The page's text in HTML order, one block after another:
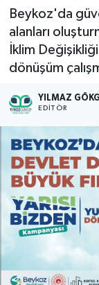
Beykoz'da
alanları
İklim
dönüşüm
YILMAZ
EDITÖR
Son
Haber